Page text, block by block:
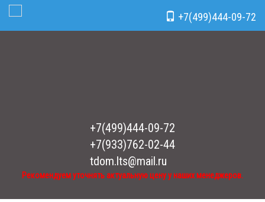
Рекомендуем уточнять актуальную цену у наших менеджеров.
+7(499)444-09-72
+7(933)762-02-44
tdom.lts@mail.ru
Рекомендуем уточнять актуальную цену у наших менеджеров.
+7(499)444-09-72
Toggle Navigation